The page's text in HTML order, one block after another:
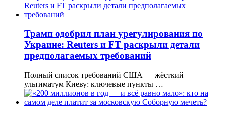
Трамп одобрил план урегулирования по
Украине: Reuters и FT раскрыли детали
предполагаемых требований
Полный список требований США — жёсткий
ультиматум Киеву: ключевые пункты …